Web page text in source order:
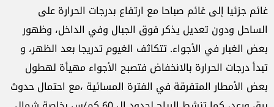
غائم جزئيا إلى غائم صباحا مع ارتفاع بدرجات الحرارة على
الساحل ودون تعديل يذكر فوق الجبال وفي الداخل، وظهور
بعض الغبار في الأجواء. تتكاثف الغيوم تدريجا بعد الظهر، و
تبدأ درجات الحرارة بالانخفاض فتصبح الأجواء مهيأة لهطول
بعض الأمطار المتفرقة في الفترة المسائية ،مع احتمال حدوث